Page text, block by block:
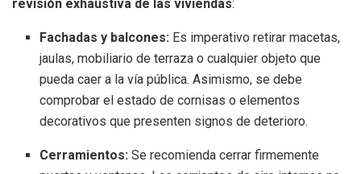
revisión exhaustiva de las viviendas:
Fachadas y balcones: Es imperativo retirar macetas,
jaulas, mobiliario de terraza o cualquier objeto que
pueda caer a la vía pública. Asimismo, se debe
comprobar el estado de cornisas o elementos
decorativos que presenten signos de deterioro.
Cerramientos: Se recomienda cerrar firmemente